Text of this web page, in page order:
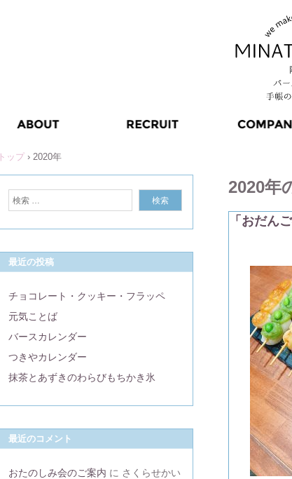
トップ › 2020年
2020年
「おだん
最近の投稿
チョコレート・クッキー・フラッペ
元気ことば
バースカレンダー
つきやカレンダー
抹茶とあずきのわらびもちかき氷
最近のコメント
おたのしみ会のご案内 に さくらせかい